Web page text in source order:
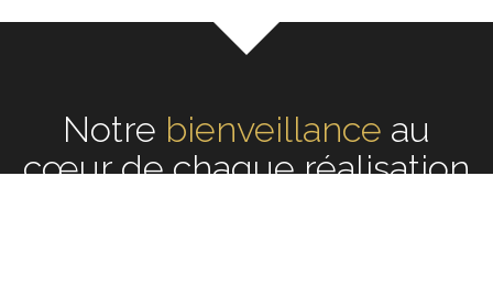
Notreécouteau cœur de
chaque réalisation